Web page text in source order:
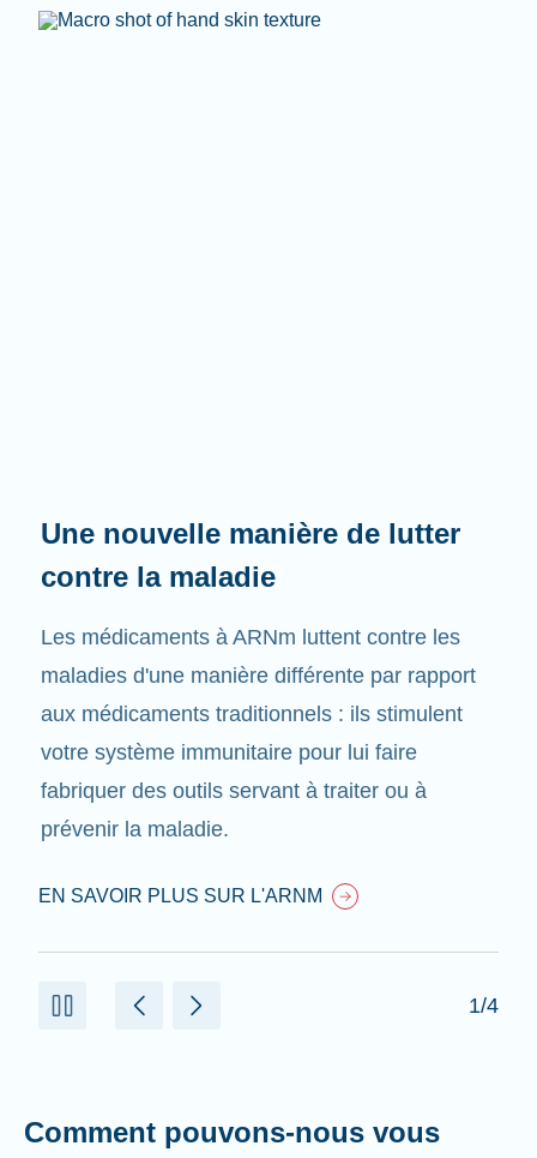
Une nouvelle manière de lutter
contre la maladie
Les médicaments à ARNm luttent contre les
maladies d'une manière différente par rapport
aux médicaments traditionnels : ils stimulent
votre système immunitaire pour lui faire
fabriquer des outils servant à traiter ou à
prévenir la maladie.
EN SAVOIR PLUS SUR L'ARNM
1/4
Comment pouvons-nous vous